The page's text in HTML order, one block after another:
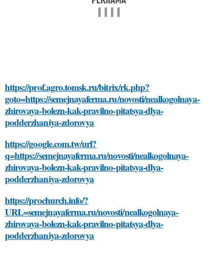
https://prof.agro.tomsk.ru/bitrix/rk.php?
goto=https://semejnayaferma.ru/novosti/nealkogolnaya-
zhirovaya-bolezn-kak-pravilno-pitatsya-dlya-
podderzhaniya-zdorovya
https://google.com.tw/url?
q=https://semejnayaferma.ru/novosti/nealkogolnaya-
zhirovaya-bolezn-kak-pravilno-pitatsya-dlya-
podderzhaniya-zdorovya
https://prochurch.info/?
URL=semejnayaferma.ru/novosti/nealkogolnaya-
zhirovaya-bolezn-kak-pravilno-pitatsya-dlya-
podderzhaniya-zdorovya